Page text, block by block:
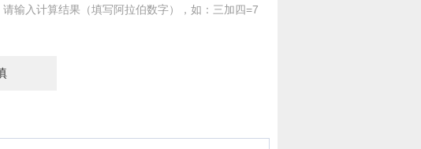
请输入计算结果（填写阿拉伯数字），如：三加四=7